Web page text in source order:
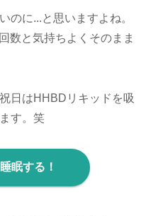
のに...と思いますよね。
数と気持ちよくそのまま
日はHHBDリキッドを吸
す。笑
眠する！